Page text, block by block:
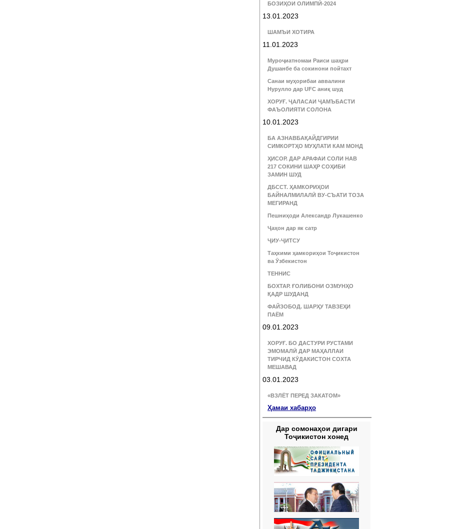
БОЗИҲОИ ОЛИМПӢ-2024
13.01.2023
ШАМЪИ ХОТИРА
11.01.2023
Муроҷиатномаи Раиси шаҳри
Душанбе ба сокинони пойтахт
Санаи муҳорибаи аввалини
Нурулло дар UFC аниқ шуд
ХОРУҒ. ҶАЛАСАИ ҶАМЪБАСТИ
ФАЪОЛИЯТИ СОЛОНА
10.01.2023
БА АЗНАВБАҚАЙДГИРИИ
СИМКОРТҲО МУҲЛАТИ КАМ МОНД
ҲИСОР. ДАР АРАФАИ СОЛИ НАВ
217 СОКИНИ ШАҲР СОҲИБИ
ЗАМИН ШУД
ДБССТ. ҲАМКОРИҲОИ
БАЙНАЛМИЛАЛӢ ВУ-СЪАТИ ТОЗА
МЕГИРАНД
Пешниҳоди Александр Лукашенко
Ҷаҳон дар як сатр
ҶИУ-ҶИТСУ
Таҳкими ҳамкориҳои Тоҷикистон
ва Ӯзбекистон
ТЕННИС
БОХТАР. ҒОЛИБОНИ ОЗМУНҲО
ҚАДР ШУДАНД
ФАЙЗОБОД. ШАРҲУ ТАВЗЕҲИ
ПАЁМ
09.01.2023
ХОРУҒ. БО ДАСТУРИ РУСТАМИ
ЭМОМАЛӢ ДАР МАҲАЛЛАИ
ТИРЧИД КӮДАКИСТОН СОХТА
МЕШАВАД
03.01.2023
«ВЗЛЁТ ПЕРЕД ЗАКАТОМ»
Ҳамаи хабарҳо
Дар сомонаҳои дигари
Тоҷикистон хонед